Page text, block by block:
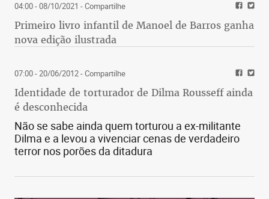
04:00 - 08/10/2021 - Compartilhe
Primeiro livro infantil de Manoel de Barros ganha
nova edição ilustrada
07:00 - 20/06/2012- Compartilhe
Identidade de torturador de Dilma Rousseff ainda
é desconhecida
Não se sabe ainda quem torturou a ex-militante
Dilma e a levou a vivenciar cenas de verdadeiro
terror nos porões da ditadura